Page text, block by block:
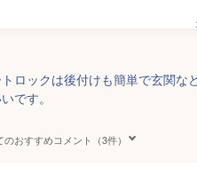
ロックは後付けも簡単で玄関な
です。
のおすすめコメント（3件）